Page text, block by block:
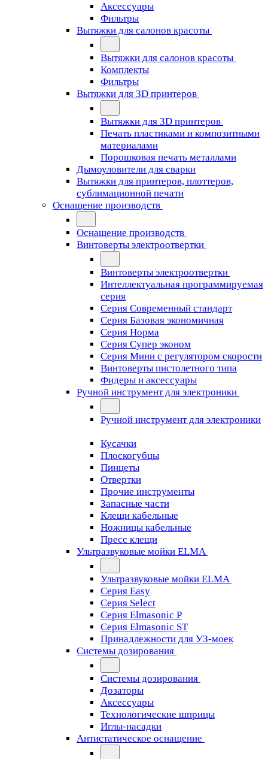
Аксессуары
Фильтры
Вытяжки для салонов красоты
Вытяжки для салонов красоты
Комплекты
Фильтры
Вытяжки для 3D принтеров
Вытяжки для 3D принтеров
Печать пластиками и композитными
материалами
Порошковая печать металлами
Дымоуловители для сварки
Вытяжки для принтеров, плоттеров,
сублимационной печати
Оснащение производств
Оснащение производств
Винтоверты электроотвертки
Винтоверты электроотвертки
Интеллектуальная программируемая
серия
Серия Современный стандарт
Серия Базовая экономичная
Серия Норма
Серия Cупер эконом
Серия Мини с регулятором скорости
Винтоверты пистолетного типа
Фидеры и аксессуары
Ручной инструмент для электроники
Ручной инструмент для электроники
Кусачки
Плоскогубцы
Пинцеты
Отвертки
Прочие инструменты
Запасные части
Клещи кабельные
Ножницы кабельные
Пресс клещи
Ультразвуковые мойки ELMA
Ультразвуковые мойки ELMA
Серия Easy
Серия Select
Серия Elmasonic P
Серия Elmasonic ST
Принадлежности для УЗ-моек
Системы дозирования
Системы дозирования
Дозаторы
Аксессуары
Технологические шприцы
Иглы-насадки
Антистатическое оснащение